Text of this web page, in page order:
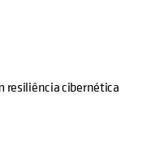
Français (France)
resiliência cibernética